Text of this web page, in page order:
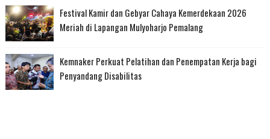
Festival Kamir dan Gebyar Cahaya Kemerdekaan 2026
Meriah di Lapangan Mulyoharjo Pemalang
Kemnaker Perkuat Pelatihan dan Penempatan Kerja bagi
Penyandang Disabilitas